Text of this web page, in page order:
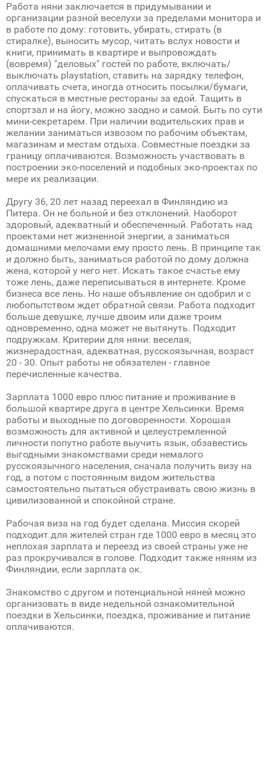
Работа няни заключается в придумывании и
организации разной веселухи за пределами монитора и
в работе по дому: готовить, убирать, стирать (в
стиралке), выносить мусор, читать вслух новости и
книги, принимать в квартире и выпровождать
(вовремя) "деловых" гостей по работе, включать/
выключать playstation, ставить на зарядку телефон,
оплачивать счета, иногда относить посылки/бумаги,
спускаться в местные рестораны за едой. Тащить в
спортзал и на йогу, можно заодно и самой. Быть по сути
мини-секретарем. При наличии водительских прав и
желании заниматься извозом по рабочим объектам,
магазинам и местам отдыха. Совместные поездки за
границу оплачиваются. Возможность участвовать в
построении эко-поселений и подобных эко-проектах по
мере их реализации.
Другу 36, 20 лет назад переехал в Финляндию из
Питера. Он не больной и без отклонений. Наоборот
здоровый, адекватный и обеспеченный. Работать над
проектами нет жизненной энергии, а заниматься
домашними мелочами ему просто лень. В принципе так
и должно быть, заниматься работой по дому должна
жена, которой у него нет. Искать такое счастье ему
тоже лень, даже переписываться в интернете. Кроме
бизнеса все лень. Но наше объявление он одобрил и с
любопытством ждет обратной связи. Работа подходит
больше девушке, лучше двоим или даже троим
одновременно, одна может не вытянуть. Подходит
подружкам. Критерии для няни: веселая,
жизнерадостная, адекватная, русскоязычная, возраст
20 - 30. Опыт работы не обязателен - главное
перечисленные качества.
Зарплата 1000 евро плюс питание и проживание в
большой квартире друга в центре Хельсинки. Время
работы и выходные по договоренности. Хорошая
возможность для активной и целеустремленной
личности попутно работе выучить язык, обзавестись
выгодными знакомствами среди немалого
русскоязычного населения, сначала получить визу на
год, а потом с постоянным видом жительства
самостоятельно пытаться обустраивать свою жизнь в
цивилизованной и спокойной стране.
Рабочая виза на год будет сделана. Миссия скорей
подходит для жителей стран где 1000 евро в месяц это
неплохая зарплата и переезд из своей страны уже не
раз прокручивался в голове. Подходит также няням из
Финляндии, если зарплата ок.
Знакомство с другом и потенциальной няней можно
организовать в виде недельной ознакомительной
поездки в Хельсинки, поездка, проживание и питание
оплачиваются.